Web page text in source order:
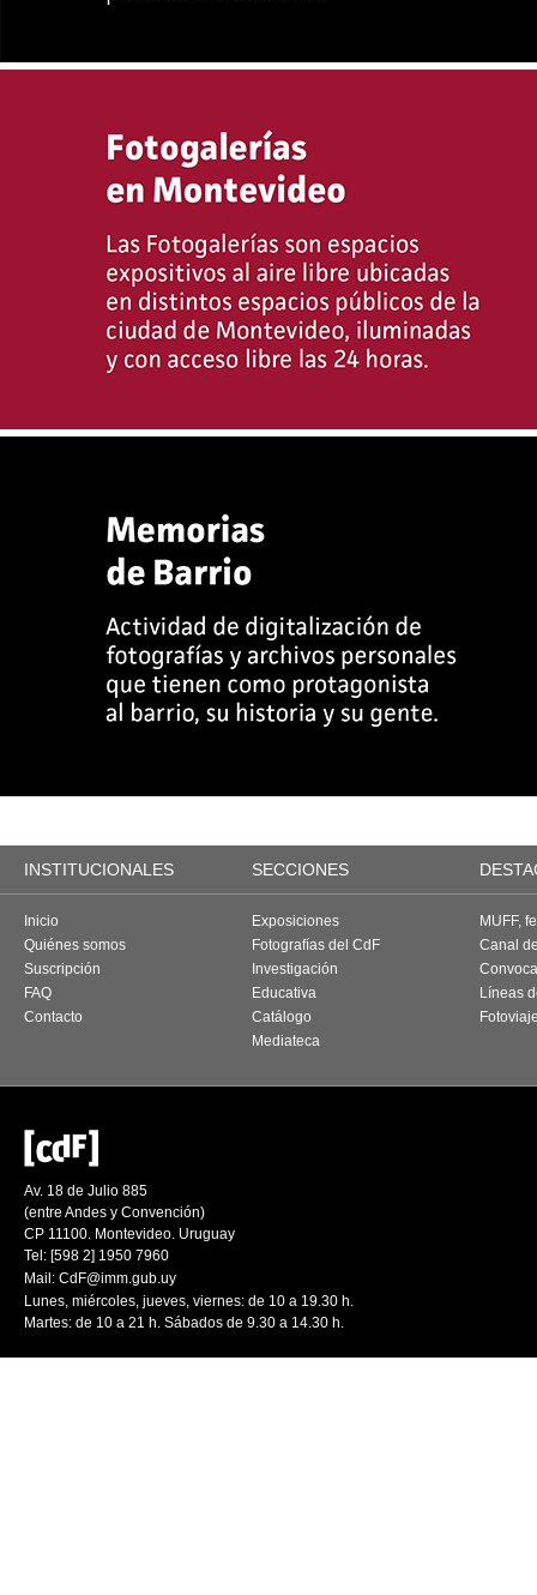
INSTITUCIONALES SECCIONES
Inicio
Quiénes somos
Suscripción
FAQ
Contacto
Exposiciones
Fotografías del CdF
Investigación
Educativa
Catálogo
Mediateca
MUFF,
Canal
Líneas
Av. 18 de Julio 885
(entre Andes y Convención)
CP 11100. Montevideo. Uruguay
Tel: [598 2] 1950 7960
Mail: CdF@imm.gub.uy
Lunes, miércoles, jueves, viernes: de 10 a 19.30 h.
Martes: de 10 a 21 h. Sábados de 9.30 a 14.30 h.